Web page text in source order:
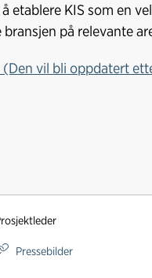
etablere KIS som en
på relevante
vil bli oppdatert
Pressebilder